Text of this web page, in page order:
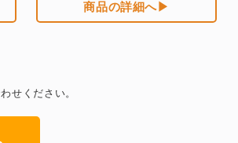
商品の詳細へ▶
せください。